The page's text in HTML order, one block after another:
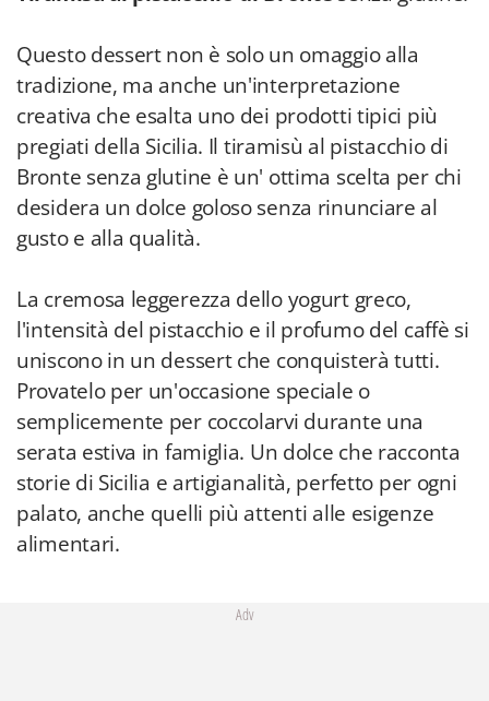
Questo dessert non è solo un omaggio alla
tradizione, ma anche un'interpretazione
creativa che esalta uno dei prodotti tipici più
pregiati della Sicilia. Il tiramisù al pistacchio di
Bronte senza glutine è un' ottima scelta per chi
desidera un dolce goloso senza rinunciare al
gusto e alla qualità.
La cremosa leggerezza dello yogurt greco,
l'intensità del pistacchio e il profumo del caffè si
uniscono in un dessert che conquisterà tutti.
Provatelo per un'occasione speciale o
semplicemente per coccolarvi durante una
serata estiva in famiglia. Un dolce che racconta
storie di Sicilia e artigianalità, perfetto per ogni
palato, anche quelli più attenti alle esigenze
alimentari.
Adv